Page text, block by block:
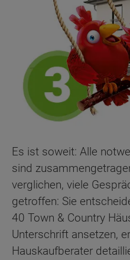
Es ist soweit: Alle
sind
verglichen, viele
getroffen: Sie
40 Town & Country
Unterschrift ansetzen,
Hauskaufberater